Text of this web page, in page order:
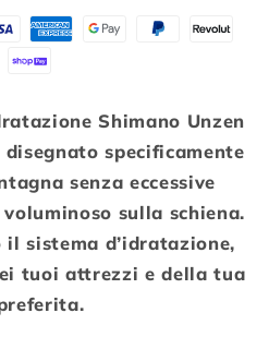
Shimano Unzen
specificamente
senza eccessive
sulla schiena.
sistema d’idratazione,
tuoi attrezzi e della tua